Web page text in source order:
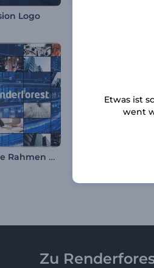
Logo
Kinetische Rahmen Opener
Zu
Etwas ist
went